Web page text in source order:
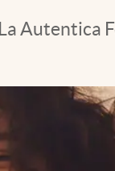
Autentica